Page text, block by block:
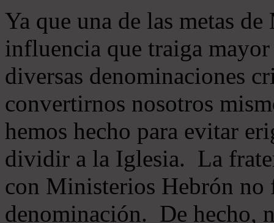
Ya que una de las metas
influencia que traiga
diversas denominaciones
convertirnos nosotros
hemos hecho para evitar
dividir a la Iglesia. La
con Ministerios Hebrón no
denominación. De hecho,